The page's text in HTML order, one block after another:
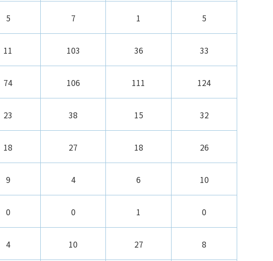
5 7 1 5
11 103 36 33
74 106 111 124
23 38 15 32
18 27 18 26
9 4 6 10
0 0 1 0
4 10 27 8